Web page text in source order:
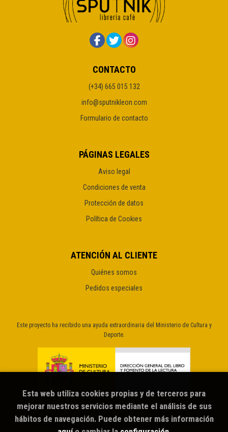
CONTACTO
(+34) 665 015 132
info@sputnikleon.com
Formulario de contacto
PÁGINAS LEGALES
Aviso legal
Condiciones de venta
Protección de datos
Política de Cookies
ATENCIÓN AL CLIENTE
Quiénes somos
Pedidos especiales
Este proyecto ha recibido una ayuda extraordinaria del Ministerio de Cultura y
Deporte.
Sputnik librería café
Esta web utiliza cookies propias y de terceros para
mejorar nuestros servicios mediante el análisis de sus
hábitos de navegación. Puede obtener más información